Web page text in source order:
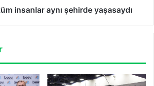
insanlar aynı şehirde yaşasaydı